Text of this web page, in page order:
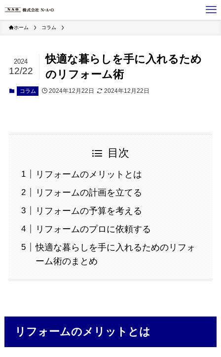
ホーム コラム
快適な暮らしを手に入れるため
のリフォーム術
2024
12/22
コラム 2024年12月22日 2024年12月22日
目次
リフォームのメリットとは
リフォームの計画を立てる
リフォームの予算を考える
リフォームのプロに依頼する
快適な暮らしを手に入れるためのリフォ
ーム術のまとめ
リフォームのメリットとは